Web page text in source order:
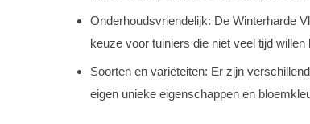
Onderhoudsvriendelijk: De Winterharde
keuze voor tuiniers die niet veel tijd willen
Soorten en variëteiten: Er zijn
eigen unieke eigenschappen en